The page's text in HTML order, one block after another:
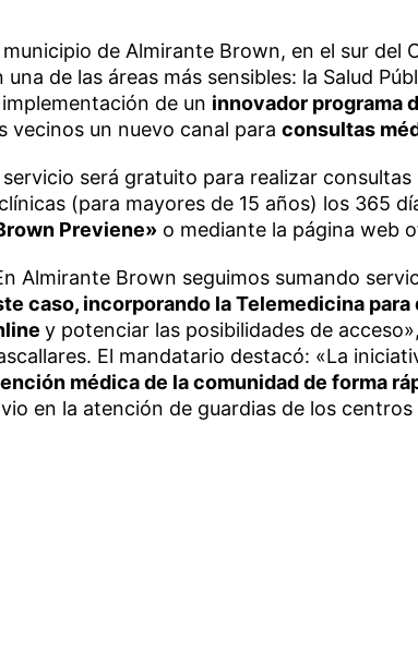
municipio de Almirante Brown, en el sur del
una de las áreas más sensibles: la Salud
implementación de un innovador programa
vecinos un nuevo canal para consultas
servicio será gratuito para realizar
(para mayores de 15 años) los 365
Previene»o mediante la página web
Almirante Brown seguimos sumando
caso, incorporando la Telemedicina
y potenciar las posibilidades de
El mandatario destacó: «La
médica de la comunidad de forma
en la atención de guardias de los